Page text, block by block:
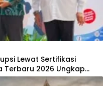
Lewat Sertifikasi
Terbaru 2026 Ungkap